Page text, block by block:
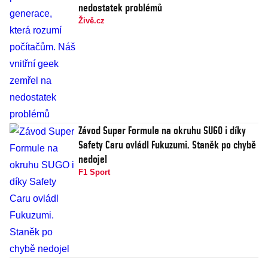
nedostatek problémů
Živě.cz
Závod Super Formule na okruhu SUGO i díky
Safety Caru ovládl Fukuzumi. Staněk po chybě
nedojel
F1 Sport